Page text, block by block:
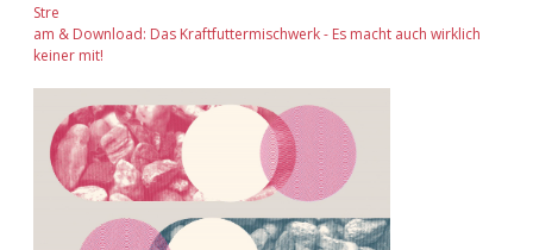
Stre
am & Download: Das Kraftfuttermischwerk - Es macht auch wirklich
keiner mit!